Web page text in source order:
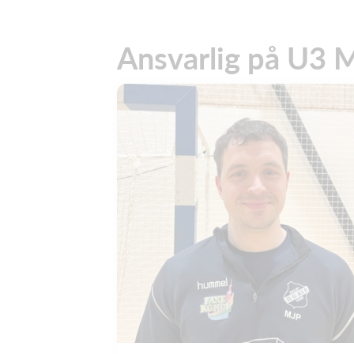
Ansvarlig på U3